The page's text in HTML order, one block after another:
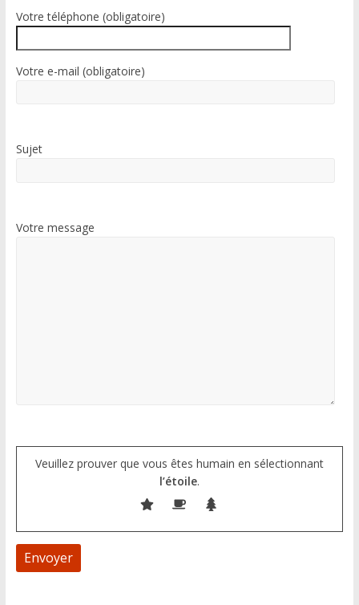
Votre téléphone (obligatoire)
Votre e-mail (obligatoire)
Sujet
Votre message
Veuillez prouver que vous êtes humain en sélectionnant
l’étoile.